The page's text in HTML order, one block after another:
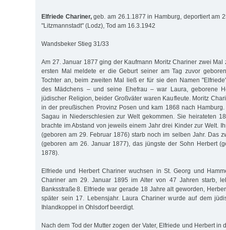
Elfriede Chariner,geb. am 26.1.1877 in Hamburg, deportiert am
"Litzmannstadt" (Lodz), Tod am 16.3.1942
Wandsbeker Stieg 31/33
Am 27. Januar 1877 ging der Kaufmann Moritz Chariner zwei Mal
ersten Mal meldete er die Geburt seiner am Tag zuvor
Tochter an, beim zweiten Mal ließ er für sie den Namen
des Mädchens – und seine Ehefrau – war Laura, geborene
jüdischer Religion, beider Großväter waren Kaufleute. Moritz
in der preußischen Provinz Posen und kam 1868 nach
Sagau in Niederschlesien zur Welt gekommen. Sie heirateten
brachte im Abstand von jeweils einem Jahr drei Kinder zur Welt.
(geboren am 29. Februar 1876) starb noch im selben Jahr. Das
(geboren am 26. Januar 1877), das jüngste der Sohn Herbert
1878).
Elfriede und Herbert Chariner wuchsen in St. Georg und
Chariner am 29. Januar 1895 im Alter von 47 Jahren starb,
Banksstraße 8. Elfriede war gerade 18 Jahre alt geworden,
später sein 17. Lebensjahr. Laura Chariner wurde auf dem
Ihlandkoppel in Ohlsdorf beerdigt.
Nach dem Tod der Mutter zogen der Vater, Elfriede und Herbert in